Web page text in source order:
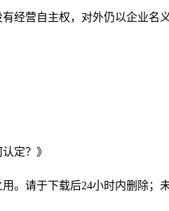
经营自主权，对外仍以企业
定？》
。请于下载后24小时内删除；